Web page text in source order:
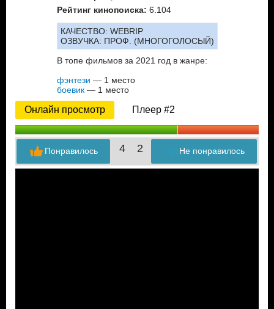
Рейтинг кинопоиска: 6.104
КАЧЕСТВО: WEBRIP
ОЗВУЧКА: ПРОФ. (МНОГОГОЛОСЫЙ)
В топе фильмов за 2021 год в жанре:
фэнтези — 1 место
боевик— 1 место
Онлайн просмотр Плеер #2
4 2 Не понравилось
Понравилось